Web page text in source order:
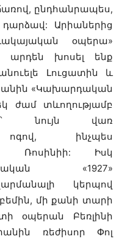
ընդհանրապես,
Արիաներից
օպերա»
արդեն խոսել ենք
Լուցատին և
«Կախարդական
ժամ տևողությամբ
նույն վառ
ոգով, ինչպես
Ռոսինիի: Իսկ
«1927»
կերպով
մի քանի տարի
օպերան Բեռլինի
ռեժիսոր Փոլ